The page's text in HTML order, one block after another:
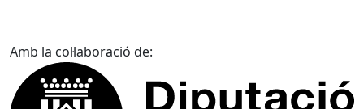
Amb la col·laboració de: